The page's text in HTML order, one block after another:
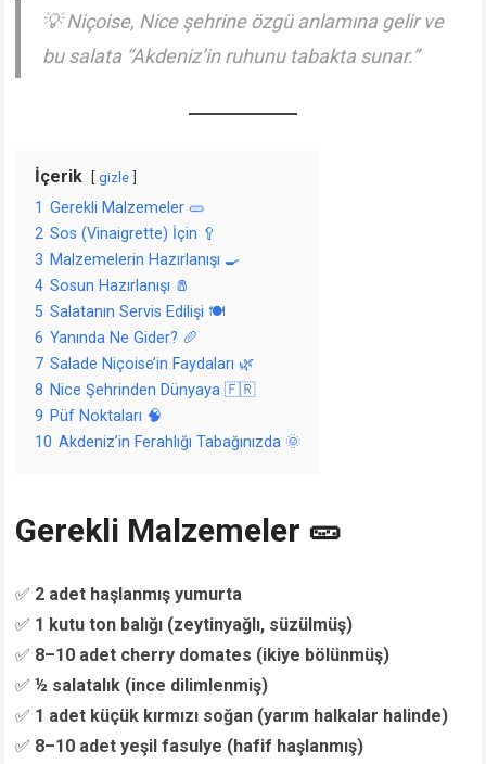
💡Niçoise, Nice şehrine özgü anlamına gelir ve
bu salata “Akdeniz’in ruhunu tabakta sunar.”
İçerik gizle
1 Gerekli Malzemeler 🥒
2 Sos (Vinaigrette) İçin 🥄
3 Malzemelerin Hazırlanışı 🍳
4 Sosun Hazırlanışı 🧂
5 Salatanın Servis Edilişi 🍽️
6 Yanında Ne Gider? 🥖
7 Salade Niçoise’in Faydaları 🌿
8 Nice Şehrinden Dünyaya 🇫🇷
9 Püf Noktaları 🧠
10 Akdeniz’in Ferahlığı Tabağınızda 🌞
Gerekli Malzemeler 🥒
✅ 2 adet haşlanmış yumurta
✅ 1 kutu ton balığı (zeytinyağlı, süzülmüş)
✅ 8–10 adet cherry domates (ikiye bölünmüş)
✅½ salatalık (ince dilimlenmiş)
✅ 1 adet küçük kırmızı soğan (yarım halkalar halinde)
✅ 8–10 adet yeşil fasulye (hafif haşlanmış)